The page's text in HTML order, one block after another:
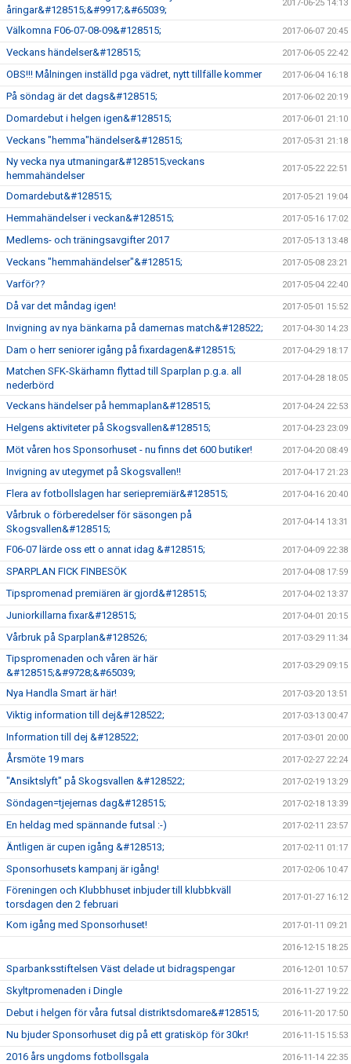
åringar&#128515;&#9917;&#65039;
2017-06-25 14:13
Välkomna F06-07-08-09&#128515; 2017-06-07 20:45
Veckans händelser&#128515; 2017-06-05 22:42
OBS!!! Målningen inställd pga vädret, nytt tillfälle kommer 2017-06-04 16:18
På söndag är det dags&#128515; 2017-06-02 20:19
Domardebut i helgen igen&#128515; 2017-06-01 21:10
Veckans "hemma"händelser&#128515; 2017-05-31 21:18
Ny vecka nya utmaningar&#128515;veckans
hemmahändelser
2017-05-22 22:51
Domardebut&#128515; 2017-05-21 19:04
Hemmahändelser i veckan&#128515; 2017-05-16 17:02
Medlems- och träningsavgifter 2017 2017-05-13 13:48
Veckans "hemmahändelser"&#128515; 2017-05-08 23:21
Varför?? 2017-05-04 22:40
Då var det måndag igen! 2017-05-01 15:52
Invigning av nya bänkarna på damernas match&#128522; 2017-04-30 14:23
Dam o herr seniorer igång på fixardagen&#128515; 2017-04-29 18:17
Matchen SFK-Skärhamn flyttad till Sparplan p.g.a. all
nederbörd
2017-04-28 18:05
Veckans händelser på hemmaplan&#128515; 2017-04-24 22:53
Helgens aktiviteter på Skogsvallen&#128515; 2017-04-23 23:09
Möt våren hos Sponsorhuset - nu finns det 600 butiker! 2017-04-20 08:49
Invigning av utegymet på Skogsvallen!! 2017-04-17 21:23
Flera av fotbollslagen har seriepremiär&#128515; 2017-04-16 20:40
Vårbruk o förberedelser för säsongen på
Skogsvallen&#128515;
2017-04-14 13:31
F06-07 lärde oss ett o annat idag &#128515; 2017-04-09 22:38
SPARPLAN FICK FINBESÖK 2017-04-08 17:59
Tipspromenad premiären är gjord&#128515; 2017-04-02 13:37
Juniorkillarna fixar&#128515; 2017-04-01 20:15
Vårbruk på Sparplan&#128526; 2017-03-29 11:34
Tipspromenaden och våren är här
&#128515;&#9728;&#65039;
2017-03-29 09:15
Nya Handla Smart är här! 2017-03-20 13:51
Viktig information till dej&#128522; 2017-03-13 00:47
Information till dej &#128522; 2017-03-01 20:00
Årsmöte 19 mars 2017-02-27 22:24
"Ansiktslyft" på Skogsvallen &#128522; 2017-02-19 13:29
Söndagen=tjejernas dag&#128515; 2017-02-18 13:39
En heldag med spännande futsal :-) 2017-02-11 23:57
Äntligen är cupen igång &#128513; 2017-02-11 01:17
Sponsorhusets kampanj är igång! 2017-02-06 10:47
Föreningen och Klubbhuset inbjuder till klubbkväll
torsdagen den 2 februari
2017-01-27 16:12
Kom igång med Sponsorhuset! 2017-01-11 09:21
2016-12-15 18:25
Sparbanksstiftelsen Väst delade ut bidragspengar 2016-12-01 10:57
Skyltpromenaden i Dingle 2016-11-27 19:22
Debut i helgen för våra futsal distriktsdomare&#128515; 2016-11-20 17:50
Nu bjuder Sponsorhuset dig på ett gratisköp för 30kr! 2016-11-15 15:53
2016 års ungdoms fotbollsgala 2016-11-14 22:35